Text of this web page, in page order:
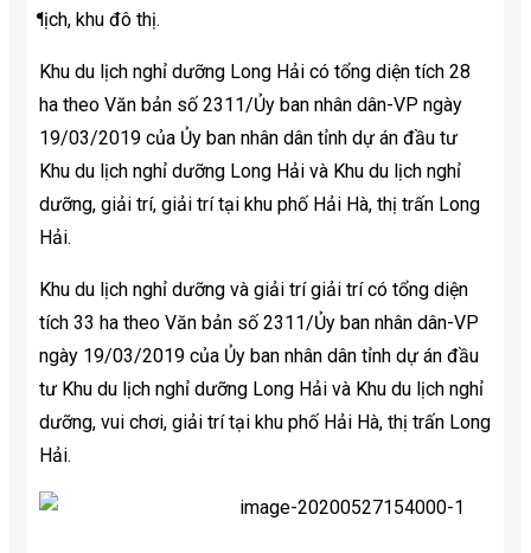
lịch, khu đô thị.
Khu du lịch nghỉ dưỡng Long Hải có tổng diện tích 28
ha theo Văn bản số 2311/Ủy ban nhân dân-VP ngày
19/03/2019 của Ủy ban nhân dân tỉnh dự án đầu tư
Khu du lịch nghỉ dưỡng Long Hải và Khu du lịch nghỉ
dưỡng, giải trí, giải trí tại khu phố Hải Hà, thị trấn Long
Hải.
Khu du lịch nghỉ dưỡng và giải trí giải trí có tổng diện
tích 33 ha theo Văn bản số 2311/Ủy ban nhân dân-VP
ngày 19/03/2019 của Ủy ban nhân dân tỉnh dự án đầu
tư Khu du lịch nghỉ dưỡng Long Hải và Khu du lịch nghỉ
dưỡng, vui chơi, giải trí tại khu phố Hải Hà, thị trấn Long
Hải.